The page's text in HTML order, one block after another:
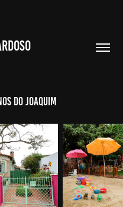
do Joaquim